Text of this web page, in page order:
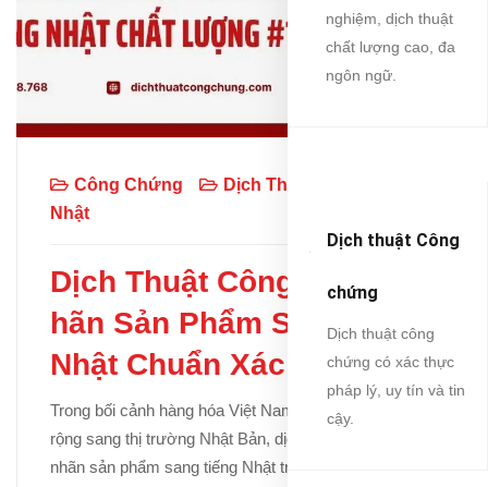
nghiệm, dịch thuật
chất lượng cao, đa
ngôn ngữ.
Dịch thuật Công
chứng
Dịch thuật công
chứng có xác thực
pháp lý, uy tín và tin
cậy.
Công Chứng Dịch Thuật
Nhật
Dịch Thuật Công Chứng N
hãn Sản Phẩm Sang Tiếng
Nhật Chuẩn Xác
Trong bối cảnh hàng hóa Việt Nam ngày càng mở
rộng sang thị trường Nhật Bản, dịch thuật công chứng
nhãn sản phẩm sang tiếng Nhật trở thành bước không